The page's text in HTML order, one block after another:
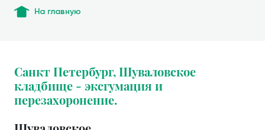
На главную
Санкт Петербург, Шуваловское
кладбище - эксгумация и
перезахоронение.